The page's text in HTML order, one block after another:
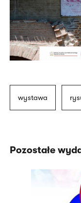
wystawa
Pozostałe